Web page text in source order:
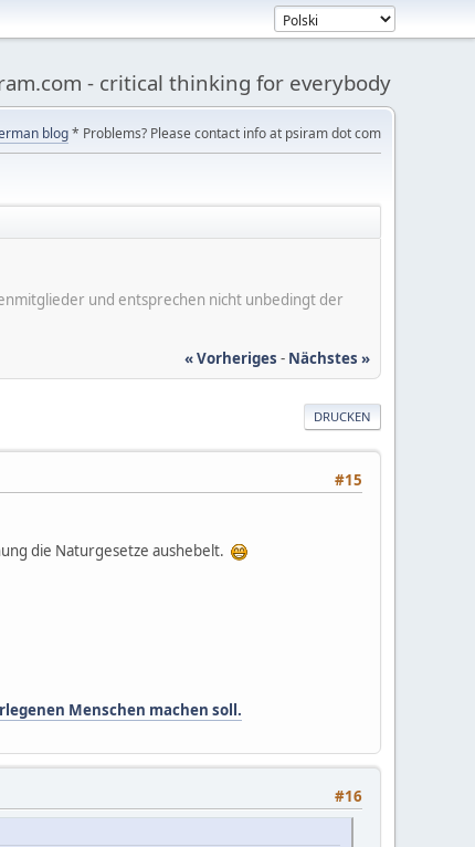
- critical thinking for everybody
blog* Problems? Please contact info at psiram dot com
und entsprechen nicht unbedingt der
« Vorheriges - Nächstes »
DRUCKEN
#15
die Naturgesetze aushebelt.
Menschen machen soll.
#16